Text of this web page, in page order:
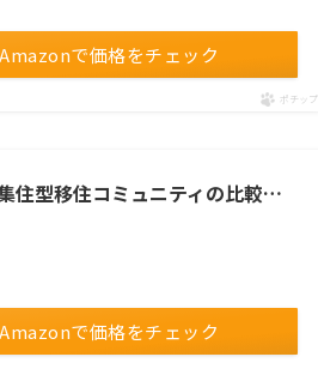
Amazonで価格をチェック
ポチップ
住型移住コミュニティの比較…
Amazonで価格をチェック